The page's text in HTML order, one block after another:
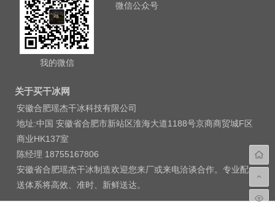
我的微信
微信公众号
关于买干冰网
安徽合肥瑶杰干冰科技有限公司
地址:中国 安徽省合肥市新站区淮海大道1188号京商商贸城F区
商业HK137室
陈经理 18755167806
安徽省合肥瑶杰干冰制造欢迎您来厂或来电洽谈合作。专业配
送体系将高效、准时、新鲜送达。